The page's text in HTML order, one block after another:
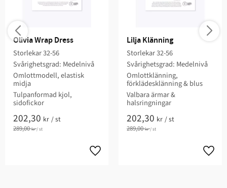
Olivia Wrap Dress
Storlekar 32-56
Svårighetsgrad: Medelnivå
Omlottmodell, elastisk
midja
Tulpanformad kjol,
sidofickor
202,30 kr /st
289,00 kr /st
Lilja Klänning
Storlekar 32-56
Svårighetsgrad: Medelnivå
Omlottklänning,
förklädesklänning & blus
Valbara ärmar &
halsringningar
202,30 kr /st
289,00 kr /st